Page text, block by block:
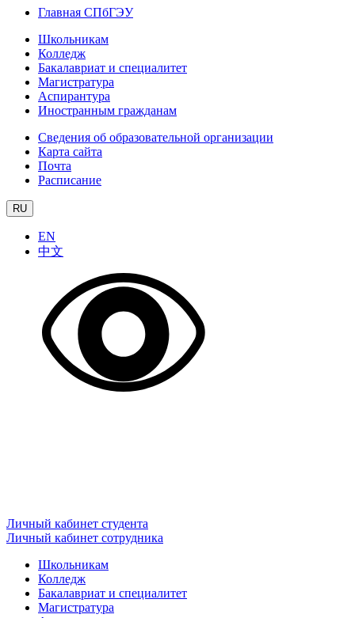
Главная СПбГЭУ
Школьникам
Колледж
Бакалавриат и специалитет
Магистратура
Аспирантура
Иностранным гражданам
Сведения об образовательной организации
Карта сайта
Почта
Расписание
RU
EN
中文
Личный кабинет студента
Личный кабинет сотрудника
Школьникам
Колледж
Бакалавриат и специалитет
Магистратура